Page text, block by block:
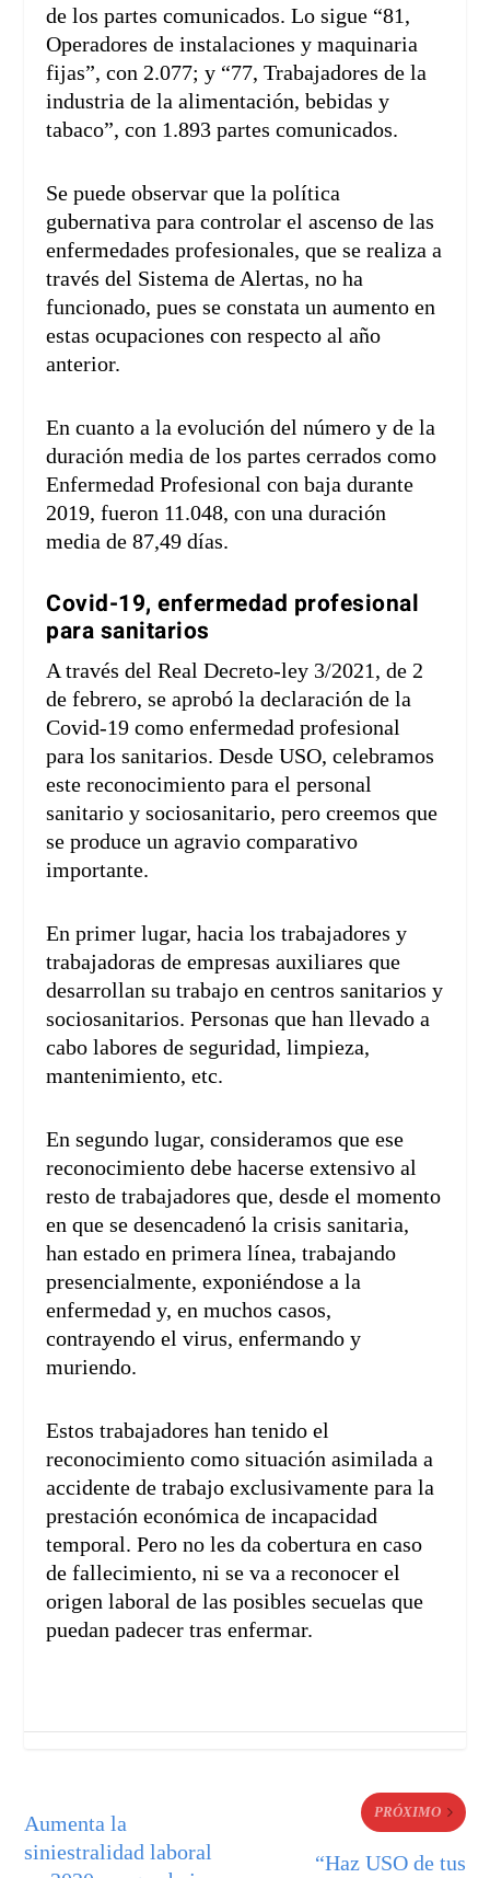
de los partes comunicados. Lo sigue “81,
Operadores de instalaciones y maquinaria
fijas”, con 2.077; y “77, Trabajadores de la
industria de la alimentación, bebidas y
tabaco”, con 1.893 partes comunicados.
Se puede observar que la política
gubernativa para controlar el ascenso de las
enfermedades profesionales, que se realiza a
través del Sistema de Alertas, no ha
funcionado, pues se constata un aumento en
estas ocupaciones con respecto al año
anterior.
En cuanto a la evolución del número y de la
duración media de los partes cerrados como
Enfermedad Profesional con baja durante
2019, fueron 11.048, con una duración
media de 87,49 días.
Covid-19, enfermedad profesional
para sanitarios
A través del Real Decreto-ley 3/2021, de 2
de febrero, se aprobó la declaración de la
Covid-19 como enfermedad profesional
para los sanitarios. Desde USO, celebramos
este reconocimiento para el personal
sanitario y sociosanitario, pero creemos que
se produce un agravio comparativo
importante.
En primer lugar, hacia los trabajadores y
trabajadoras de empresas auxiliares que
desarrollan su trabajo en centros sanitarios y
sociosanitarios. Personas que han llevado a
cabo labores de seguridad, limpieza,
mantenimiento, etc.
En segundo lugar, consideramos que ese
reconocimiento debe hacerse extensivo al
resto de trabajadores que, desde el momento
en que se desencadenó la crisis sanitaria,
han estado en primera línea, trabajando
presencialmente, exponiéndose a la
enfermedad y, en muchos casos,
contrayendo el virus, enfermando y
muriendo.
Estos trabajadores han tenido el
reconocimiento como situación asimilada a
accidente de trabajo exclusivamente para la
prestación económica de incapacidad
temporal. Pero no les da cobertura en caso
de fallecimiento, ni se va a reconocer el
origen laboral de las posibles secuelas que
puedan padecer tras enfermar.
Aumenta la
siniestralidad laboral
PRÓXIMO
“Haz USO de tus